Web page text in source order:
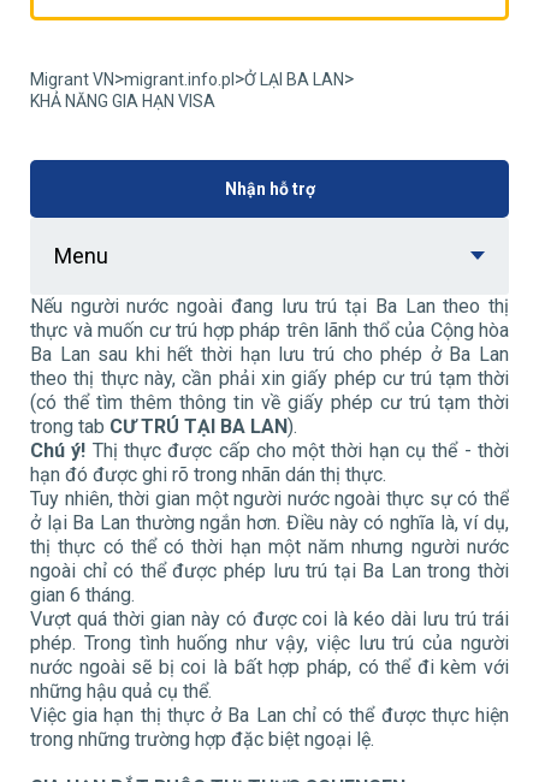
Migrant VN>migrant.info.pl >Ở LẠI BA LAN>
KHẢ NĂNG GIA HẠN VISA
Nhận hỗ trợ
Menu
Nếu người nước ngoài đang lưu trú tại Ba Lan theo thị
thực và muốn cư trú hợp pháp trên lãnh thổ của Cộng hòa
Ba Lan sau khi hết thời hạn lưu trú cho phép ở Ba Lan
theo thị thực này, cần phải xin giấy phép cư trú tạm thời
(có thể tìm thêm thông tin về giấy phép cư trú tạm thời
trong tab CƯ TRÚ TẠI BA LAN).
Chú ý! Thị thực được cấp cho một thời hạn cụ thể - thời
hạn đó được ghi rõ trong nhãn dán thị thực.
Tuy nhiên, thời gian một người nước ngoài thực sự có thể
ở lại Ba Lan thường ngắn hơn. Điều này có nghĩa là, ví dụ,
thị thực có thể có thời hạn một năm nhưng người nước
ngoài chỉ có thể được phép lưu trú tại Ba Lan trong thời
gian 6 tháng.
Vượt quá thời gian này có được coi là kéo dài lưu trú trái
phép. Trong tình huống như vậy, việc lưu trú của người
nước ngoài sẽ bị coi là bất hợp pháp, có thể đi kèm với
những hậu quả cụ thể.
Việc gia hạn thị thực ở Ba Lan chỉ có thể được thực hiện
trong những trường hợp đặc biệt ngoại lệ.